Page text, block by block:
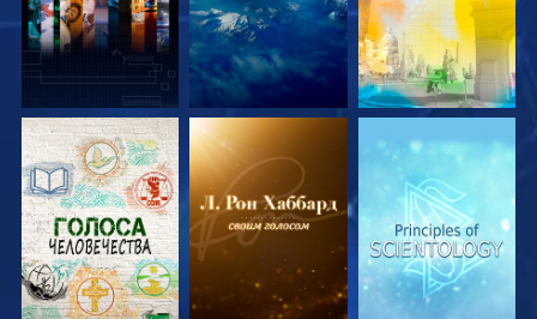
СМОТРЕТЬ
ПЕРЕДАЧИ
СМОТРЕТЬ
ПЕРЕДАЧИ
СМОТРЕТЬ
ПЕРЕДАЧИ